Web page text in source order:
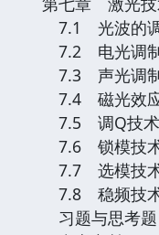
7.1 光波的
7.2 电光调
7.3 声光调
7.4 磁光效
7.5 调Q技术
7.6 锁模技
7.7 选模技
7.8 稳频技
习题与思考题